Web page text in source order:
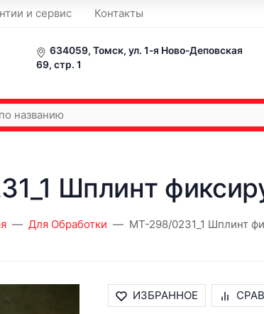
и сервис Контакты
634059, Томск, ул. 1-я Ново-Деповская
69, стр. 1
Шплинт
Для Обработки MT-298/0231_1 Шплинт
ИЗБРАННОЕ